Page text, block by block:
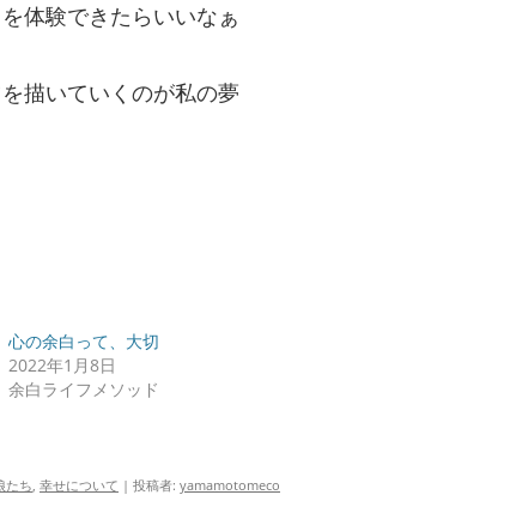
体験できたらいいなぁ
描いていくのが私の夢
心の余白って、大切
2022年1月8日
余白ライフメソッド
たち, 幸せについて | 投稿者: yamamotomeco